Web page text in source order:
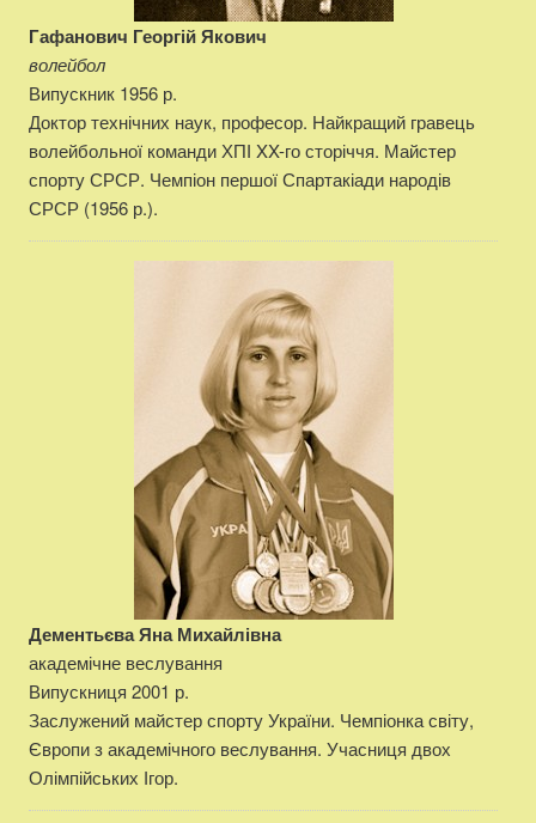
Гафанович Георгій Якович
волейбол
Випускник 1956 р.
Доктор технічних наук, професор. Найкращий гравець
волейбольної команди ХПІ XX-го сторіччя. Майстер
спорту СРСР. Чемпіон першої Спартакіади народів
СРСР (1956 р.).
Дементьєва Яна Михайлівна
академічне веслування
Випускниця 2001 р.
Заслужений майстер спорту України. Чемпіонка світу,
Європи з академічного веслування. Учасниця двох
Олімпійських Ігор.